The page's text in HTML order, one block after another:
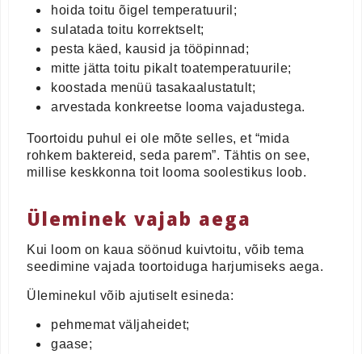
hoida toitu õigel temperatuuril;
sulatada toitu korrektselt;
pesta käed, kausid ja tööpinnad;
mitte jätta toitu pikalt toatemperatuurile;
koostada menüü tasakaalustatult;
arvestada konkreetse looma vajadustega.
Toortoidu puhul ei ole mõte selles, et “mida
rohkem baktereid, seda parem”. Tähtis on see,
millise keskkonna toit looma soolestikus loob.
Üleminek vajab aega
Kui loom on kaua söönud kuivtoitu, võib tema
seedimine vajada toortoiduga harjumiseks aega.
Üleminekul võib ajutiselt esineda:
pehmemat väljaheidet;
gaase;